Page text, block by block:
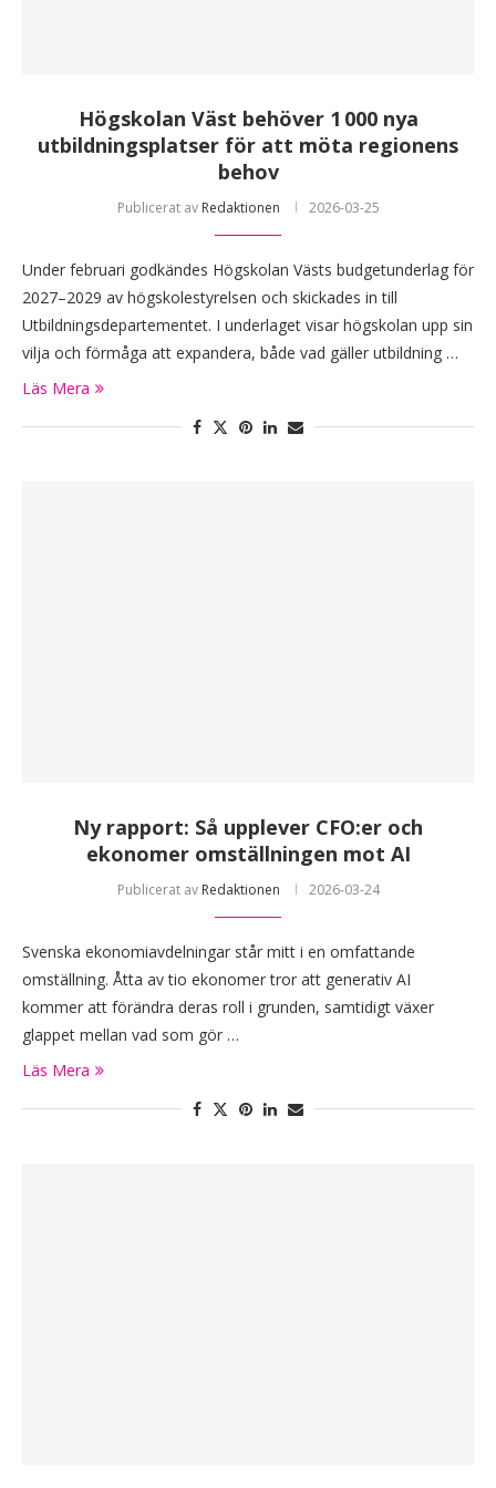
Högskolan Väst behöver 1 000 nya
utbildningsplatser för att möta regionens
behov
Publicerat av Redaktionen 2026-03-25
Under februari godkändes Högskolan Västs budgetunderlag för
2027–2029 av högskolestyrelsen och skickades in till
Utbildningsdepartementet. I underlaget visar högskolan upp sin
vilja och förmåga att expandera, både vad gäller utbildning …
Läs Mera
Ny rapport: Så upplever CFO:er och
ekonomer omställningen mot AI
Publicerat av Redaktionen 2026-03-24
Svenska ekonomiavdelningar står mitt i en omfattande
omställning. Åtta av tio ekonomer tror att generativ AI
kommer att förändra deras roll i grunden, samtidigt växer
glappet mellan vad som gör …
Läs Mera